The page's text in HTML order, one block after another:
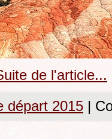
de l'article...
départ 2015 |